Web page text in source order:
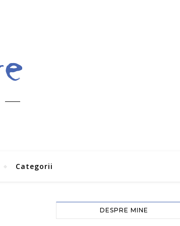
Categorii
DESPRE MINE